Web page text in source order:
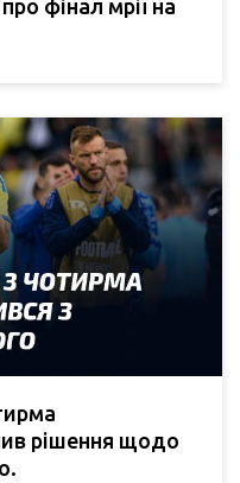
фінал мрії на
рішення щодо